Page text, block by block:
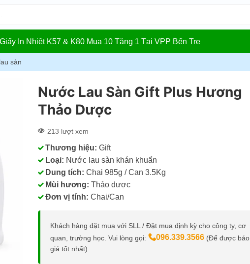
Giấy In Nhiệt K57 & K80 Mua 10 Tặng 1 Tại VPP Bến Tre
sàn
Nước Lau Sàn Gift Plus Hương
Thảo Dược
213 lượt xem
Thương hiệu: Gift
Loại: Nước lau sàn khán khuẩn
Dung tích: Chai 985g / Can 3.5Kg
Mùi hương: Thảo dược
Đơn vị tính: Chai/Can
Khách hàng đặt mua với SLL / Đặt mua định kỳ cho công ty, cơ
quan, trường học. Vui lòng gọi:
096.339.3566 (Để được báo
giá tốt nhất)